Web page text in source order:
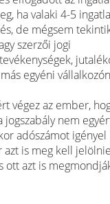
ha valaki 4-5
de mégsem
szerzői jogi
egyéni
végez az ember,
jogszabály nem
adószámot igényel
is meg kell
ott azt is